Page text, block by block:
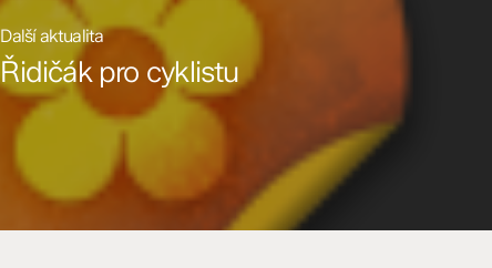
Další aktualita
Řidičák pro cyklistu